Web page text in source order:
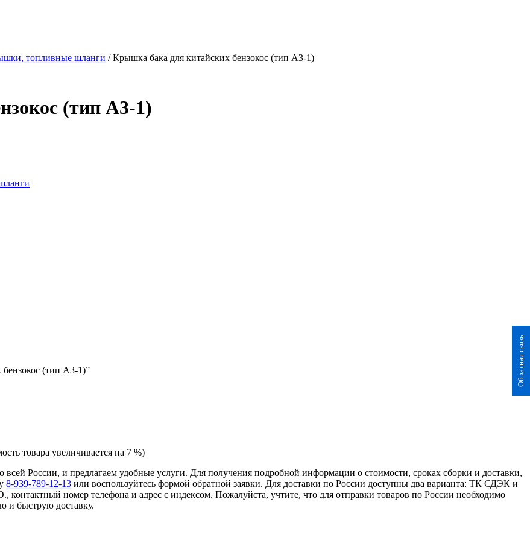
Обратная связь
топливные шланги / Крышка бака для китайских бензокос (тип A3-1)
(тип A3-1)
(тип A3-1)”
товара увеличивается на 7 %)
всей России, и предлагаем удобные услуги. Для получения подробной информации о стоимости, сроках сборки и доставки,
8-939-789-12-13 или воспользуйтесь формой обратной заявки. Для доставки по России доступны два варианта: ТК СДЭК и
контактный номер телефона и адрес с индексом. Пожалуйста, учтите, что для отправки товаров по России необходимо
и быструю доставку.